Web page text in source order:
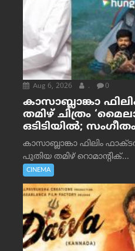
Aug 6, 2026 . 0
കാസാബ്ലാങ്കാ
തമിഴ് ചിത്രം
ഒടിടിയിൽ;
കാസാബ്ലാങ്കാ ഫിലിം
പുതിയ തമിഴ് റൊമാന്റിക്...
CINEMA